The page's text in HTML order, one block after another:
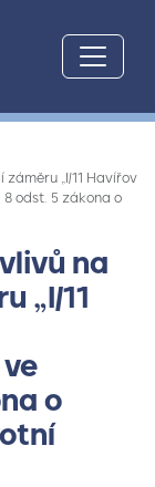
„I/11 Havířov
odst. 5 zákona o
na
„I/11
o